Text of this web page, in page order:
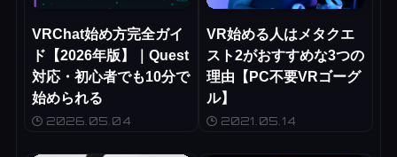
VRChat始め方完全ガイ
ド【2026年版】｜Quest
対応・初心者でも10分で
始められる
2026.05.04
VR始める人はメタクエ
スト2がおすすめな3つの
理由【PC不要VRゴーグ
ル】
2021.05.14